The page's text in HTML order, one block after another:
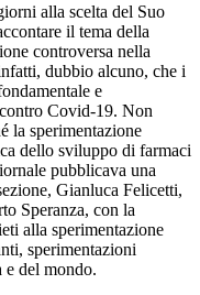
alla scelta del Suo
il tema della
controversa nella
dubbio alcuno, che i
e
Covid-19. Non
la sperimentazione
dello sviluppo di farmaci
pubblicava una
Gianluca Felicetti,
Speranza, con la
alla sperimentazione
sperimentazioni
e del mondo.